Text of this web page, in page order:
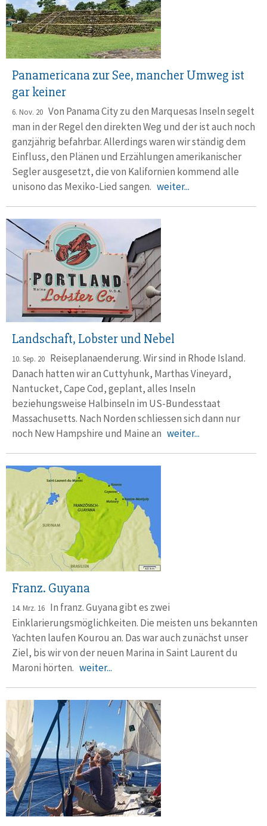
Panamericana zur See, mancher Umweg ist
gar keiner
6. Nov. 20 Von Panama City zu den Marquesas Inseln segelt
man in der Regel den direkten Weg und der ist auch noch
ganzjährig befahrbar. Allerdings waren wir ständig dem
Einfluss, den Plänen und Erzählungen amerikanischer
Segler ausgesetzt, die von Kalifornien kommend alle
unisono das Mexiko-Lied sangen. weiter...
Landschaft, Lobster und Nebel
10. Sep. 20 Reiseplanaenderung. Wir sind in Rhode Island.
Danach hatten wir an Cuttyhunk, Marthas Vineyard,
Nantucket, Cape Cod, geplant, alles Inseln
beziehungsweise Halbinseln im US-Bundesstaat
Massachusetts. Nach Norden schliessen sich dann nur
noch New Hampshire und Maine an weiter...
Franz. Guyana
14. Mrz. 16 In franz. Guyana gibt es zwei
Einklarierungsmöglichkeiten. Die meisten uns bekannten
Yachten laufen Kourou an. Das war auch zunächst unser
Ziel, bis wir von der neuen Marina in Saint Laurent du
Maroni hörten. weiter...